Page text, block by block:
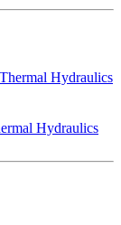
Hydraulics